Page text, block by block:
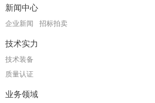
新闻中心
企业新闻 招标拍卖
技术实力
技术装备
质量认证
业务领域